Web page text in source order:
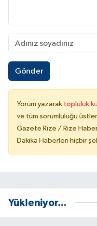
Gönder
Yorum yazarak topluluk
ve tüm sorumluluğu
Gazete Rize / Rize
Dakika Haberleri hiçbir
Yükleniyor...